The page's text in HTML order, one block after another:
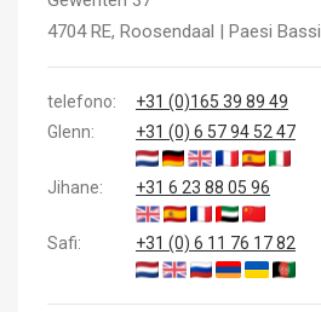
4704 RE, Roosendaal | Paesi Bassi
telefono:
+31 (0)165 39 89 49
Glenn:
+31 (0) 6 57 94 52 47
Jihane: +31 6 23 88 05 96
Safi: +31 (0) 6 11 76 17 82